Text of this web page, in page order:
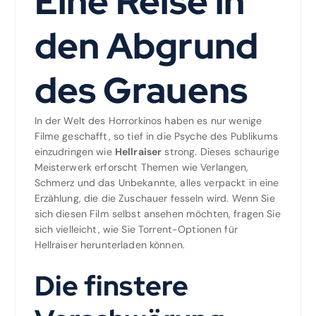
den Abgrund
des Grauens
In der Welt des Horrorkinos haben es nur wenige
Filme geschafft, so tief in die Psyche des Publikums
einzudringen wie Hellraiser strong. Dieses schaurige
Meisterwerk erforscht Themen wie Verlangen,
Schmerz und das Unbekannte, alles verpackt in eine
Erzählung, die die Zuschauer fesseln wird. Wenn Sie
sich diesen Film selbst ansehen möchten, fragen Sie
sich vielleicht, wie Sie Torrent-Optionen für
Hellraiser herunterladen können.
Die finstere